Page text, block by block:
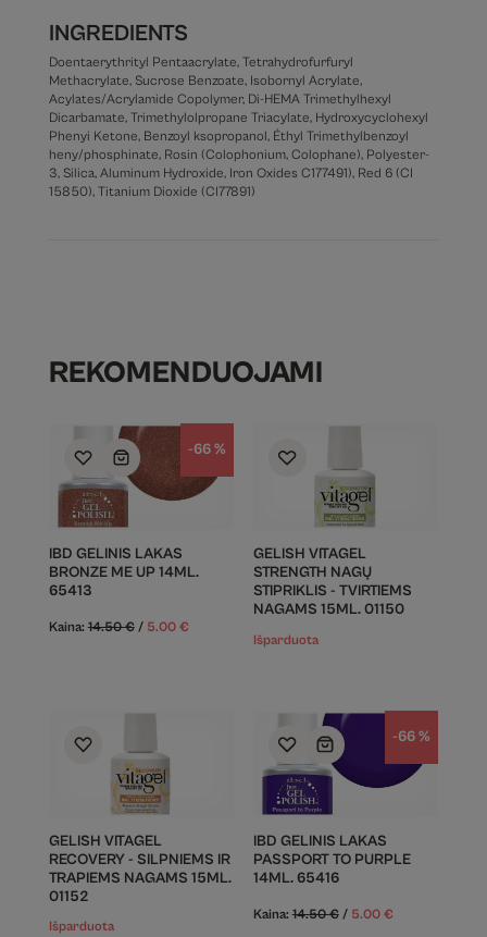
INGREDIENTS
Doentaerythrityl Pentaacrylate, Tetrahydrofurfuryl
Methacrylate, Sucrose Benzoate, Isobornyl Acrylate,
Acylates/Acrylamide Copolymer, Di-HEMA Trimethylhexyl
Dicarbamate, Trimethylolpropane Triacylate, Hydroxycyclohexyl
Phenyi Ketone, Benzoyl ksopropanol, Éthyl Trimethylbenzoyl
heny/phosphinate, Rosin (Colophonium, Colophane), Polyester-
3, Silica, Aluminum Hydroxide, Iron Oxides C177491), Red 6 (CI
15850), Titanium Dioxide (CI77891)
REKOMENDUOJAMI
-66 %
IBD GELINIS LAKAS
BRONZE ME UP 14ML.
65413
Kaina: 14.50€ / 5.00 €
GELISH VITAGEL
STRENGTH NAGŲ
STIPRIKLIS - TVIRTIEMS
NAGAMS 15ML. 01150
Išparduota
GELISH VITAGEL
RECOVERY - SILPNIEMS IR
TRAPIEMS NAGAMS 15ML.
01152
Išparduota
-66 %
IBD GELINIS LAKAS
PASSPORT TO PURPLE
14ML. 65416
Kaina:14.50€ / 5.00 €